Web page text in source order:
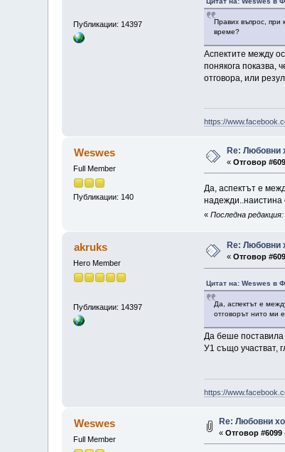
Публикации: 14397
Правих въпрос, при
време?
Аспектите между
понякога показва,
отговора, или
https://
Weswes
Full Member
Публикации: 140
Re: Любовни
«Отговор
Да, аспектът е
надежди..наистина
« Последна
akruks
Hero Member
Публикации: 14397
Re: Любовни
«Отговор
Цитат на: Weswes в
Да, аспектът е
отговорът нито ми
Да беше поставила
У1 също участват,
https://
Weswes
Full Member
Re: Любовни
«Отговор #6099